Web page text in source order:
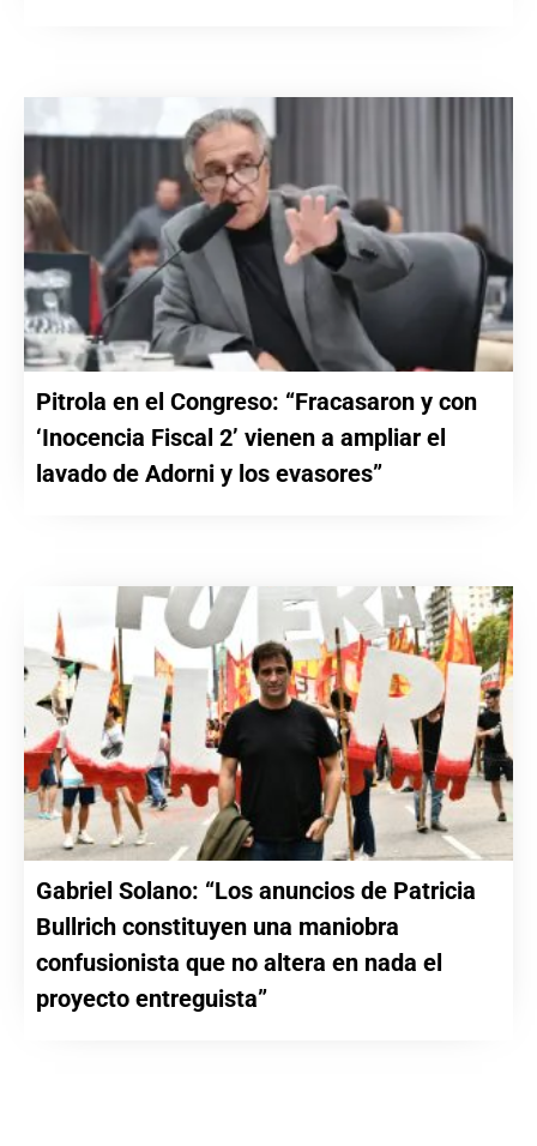
Pitrola en el Congreso: “Fracasaron y con
‘Inocencia Fiscal 2’ vienen a ampliar el
lavado de Adorni y los evasores”
Gabriel Solano: “Los anuncios de Patricia
Bullrich constituyen una maniobra
confusionista que no altera en nada el
proyecto entreguista”